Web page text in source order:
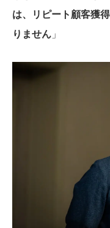
は、リピート顧客獲
りません 」